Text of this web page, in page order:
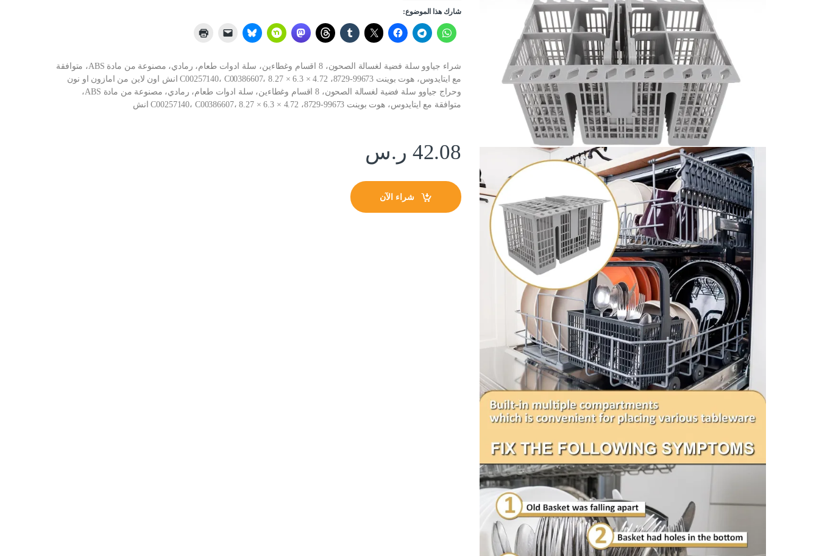
شارك هذا الموضوع:
شراء جياوو سلة فضية لغسالة الصحون، 8 اقسام وغطاءين، سلة ادوات طعام، رمادي، مصنوعة من مادة ABS، متوافقة
مع ايتايدوس، هوت بوينت 99673-8729، C00257140، C00386607، 8.27 × 6.3 × 4.72 انش اون لاين من امازون او نون
وحراج جياوو سلة فضية لغسالة الصحون، 8 اقسام وغطاءين، سلة ادوات طعام، رمادي، مصنوعة من مادة ABS،
متوافقة مع ايتايدوس، هوت بوينت 99673-8729، C00257140، C00386607، 8.27 × 6.3 × 4.72 انش
42.08 ر.س
شراء الآن